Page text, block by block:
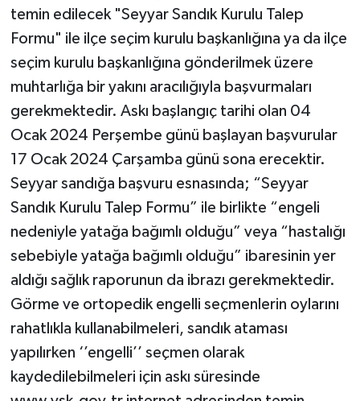
temin edilecek "Seyyar Sandık Kurulu Talep
Formu" ile ilçe seçim kurulu başkanlığına ya da ilçe
seçim kurulu başkanlığına gönderilmek üzere
muhtarlığa bir yakını aracılığıyla başvurmaları
gerekmektedir. Askı başlangıç tarihi olan 04
Ocak 2024 Perşembe günü başlayan başvurular
17 Ocak 2024 Çarşamba günü sona erecektir.
Seyyar sandığa başvuru esnasında; “Seyyar
Sandık Kurulu Talep Formu” ile birlikte “engeli
nedeniyle yatağa bağımlı olduğu” veya “hastalığı
sebebiyle yatağa bağımlı olduğu” ibaresinin yer
aldığı sağlık raporunun da ibrazı gerekmektedir.
Görme ve ortopedik engelli seçmenlerin oylarını
rahatlıkla kullanabilmeleri, sandık ataması
yapılırken ‘’engelli’’ seçmen olarak
kaydedilebilmeleri için askı süresinde